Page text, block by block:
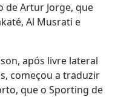
de Artur Jorge, que
Al Musrati e
após livre lateral
começou a traduzir
que o Sporting de